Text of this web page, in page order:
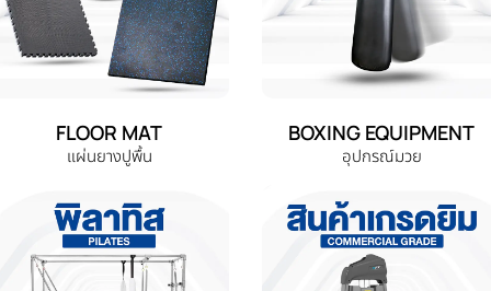
FLOOR MAT
แผ่นยางปูพื้น
BOXING EQUIPMENT
อุปกรณ์มวย